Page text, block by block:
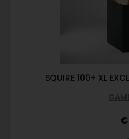
SQUIRE 100+ XL